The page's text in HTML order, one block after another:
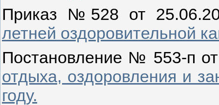
Приказ №528 от
летней оздоровительной
Постановление № 553-п
отдыха, оздоровления и
году.